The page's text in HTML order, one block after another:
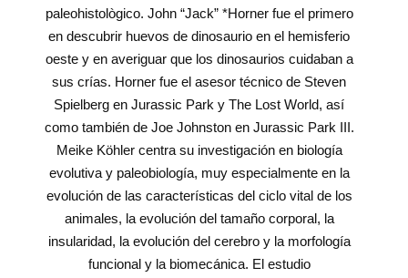
paleohistològico. John “Jack” *Horner fue el primero
en descubrir huevos de dinosaurio en el hemisferio
oeste y en averiguar que los dinosaurios cuidaban a
sus crías. Horner fue el asesor técnico de Steven
Spielberg en Jurassic Park y The Lost World, así
como también de Joe Johnston en Jurassic Park III.
Meike Köhler centra su investigación en biología
evolutiva y paleobiología, muy especialmente en la
evolución de las características del ciclo vital de los
animales, la evolución del tamaño corporal, la
insularidad, la evolución del cerebro y la morfología
funcional y la biomecánica. El estudio